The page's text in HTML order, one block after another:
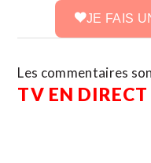
JE FAIS
Les commentaires
TV EN DIRECT